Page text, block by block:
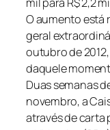
mil para R$ 2,2
O aumento está
geral
outubro de
daquele
Duas semanas
novembro, a
através de carta